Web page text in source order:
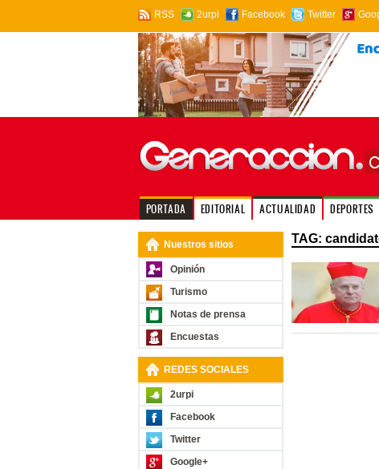
RSS 2urpi Facebook Twitter
PORTADA EDITORIAL ACTUALIDAD DEPORTES
Nuestros sitios
Opinión
Turismo
Notas de prensa
Encuestas
REDES SOCIALES
2urpi
Facebook
Twitter
Google+
TAG: